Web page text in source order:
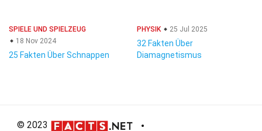
SPIELE UND SPIELZEUG
18 Nov 2024
25 Fakten Über Schnappen
PHYSIK 25 Jul 2025
32 Fakten Über
Diamagnetismus
© 2023